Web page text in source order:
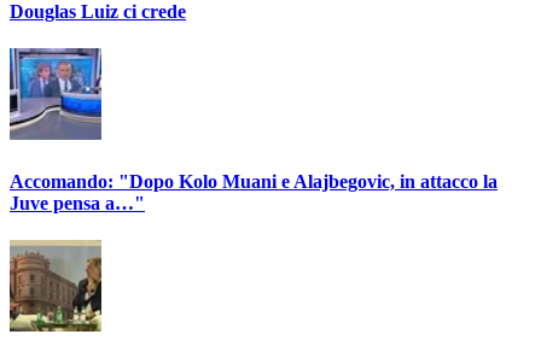
Douglas Luiz ci crede
Accomando: "Dopo Kolo Muani e Alajbegovic, in attacco la
Juve pensa a…"